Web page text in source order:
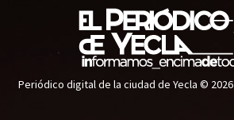
Periódico digital de la ciudad de Yecla © 2026